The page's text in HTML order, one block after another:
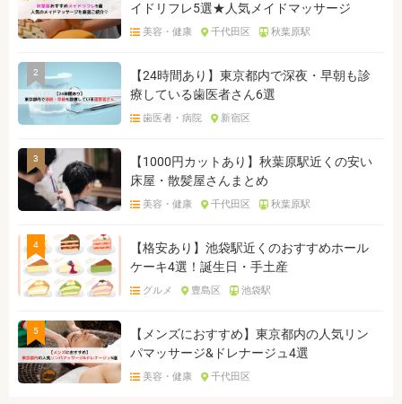
イドリフレ5選★人気メイドマッサージ
美容・健康 千代田区 秋葉原駅
2
【24時間あり】東京都内で深夜・早朝も診
療している歯医者さん6選
歯医者・病院 新宿区
3
【1000円カットあり】秋葉原駅近くの安い
床屋・散髪屋さんまとめ
美容・健康 千代田区 秋葉原駅
4
【格安あり】池袋駅近くのおすすめホール
ケーキ4選！誕生日・手土産
グルメ 豊島区 池袋駅
5
【メンズにおすすめ】東京都内の人気リン
パマッサージ&ドレナージュ4選
美容・健康 千代田区